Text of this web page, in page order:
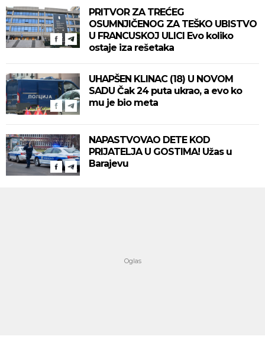
PRITVOR ZA TREĆEG
OSUMNJIČENOG ZA TEŠKO UBISTVO
U FRANCUSKOJ ULICI Evo koliko
ostaje iza rešetaka
UHAPŠEN KLINAC (18) U NOVOM
SADU Čak 24 puta ukrao, a evo ko
mu je bio meta
NAPASTVOVAO DETE KOD
PRIJATELJA U GOSTIMA! Užas u
Barajevu